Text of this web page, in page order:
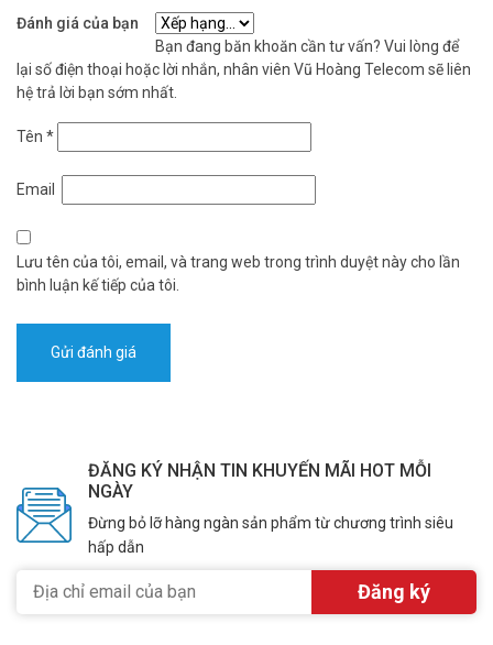
Đánh giá của bạn
Bạn đang băn khoăn cần tư vấn? Vui lòng để
lại số điện thoại hoặc lời nhắn, nhân viên Vũ Hoàng Telecom sẽ liên
hệ trả lời bạn sớm nhất.
Tên *
Email
Lưu tên của tôi, email, và trang web trong trình duyệt này cho lần
bình luận kế tiếp của tôi.
ĐĂNG KÝ NHẬN TIN KHUYẾN MÃI HOT MỖI
NGÀY
Đừng bỏ lỡ hàng ngàn sản phẩm từ chương trình siêu
hấp dẫn